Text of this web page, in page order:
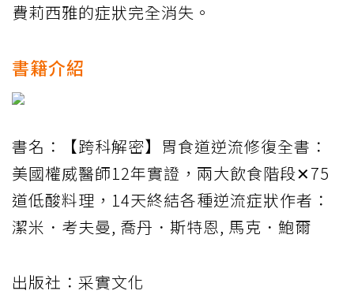
費莉西雅的症狀完全消失。
書籍介紹
書名：【跨科解密】胃食道逆流修復全書：
美國權威醫師12年實證，兩大飲食階段✕75
道低酸料理，14天終結各種逆流症狀作者：
潔米．考夫曼, 喬丹．斯特恩, 馬克．鮑爾
出版社：采實文化